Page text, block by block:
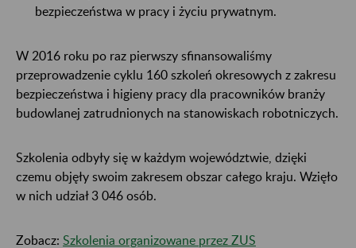
bezpieczeństwa w pracy i życiu prywatnym.
W 2016 roku po raz pierwszy sfinansowaliśmy
przeprowadzenie cyklu 160 szkoleń okresowych z zakresu
bezpieczeństwa i higieny pracy dla pracowników branży
budowlanej zatrudnionych na stanowiskach robotniczych.
Szkolenia odbyły się w każdym województwie, dzięki
czemu objęły swoim zakresem obszar całego kraju. Wzięło
w nich udział 3 046 osób.
Zobacz: Szkolenia organizowane przez ZUS